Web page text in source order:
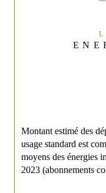
Montant estimé des
usage standard est
moyens des énergies
2023 (abonnements